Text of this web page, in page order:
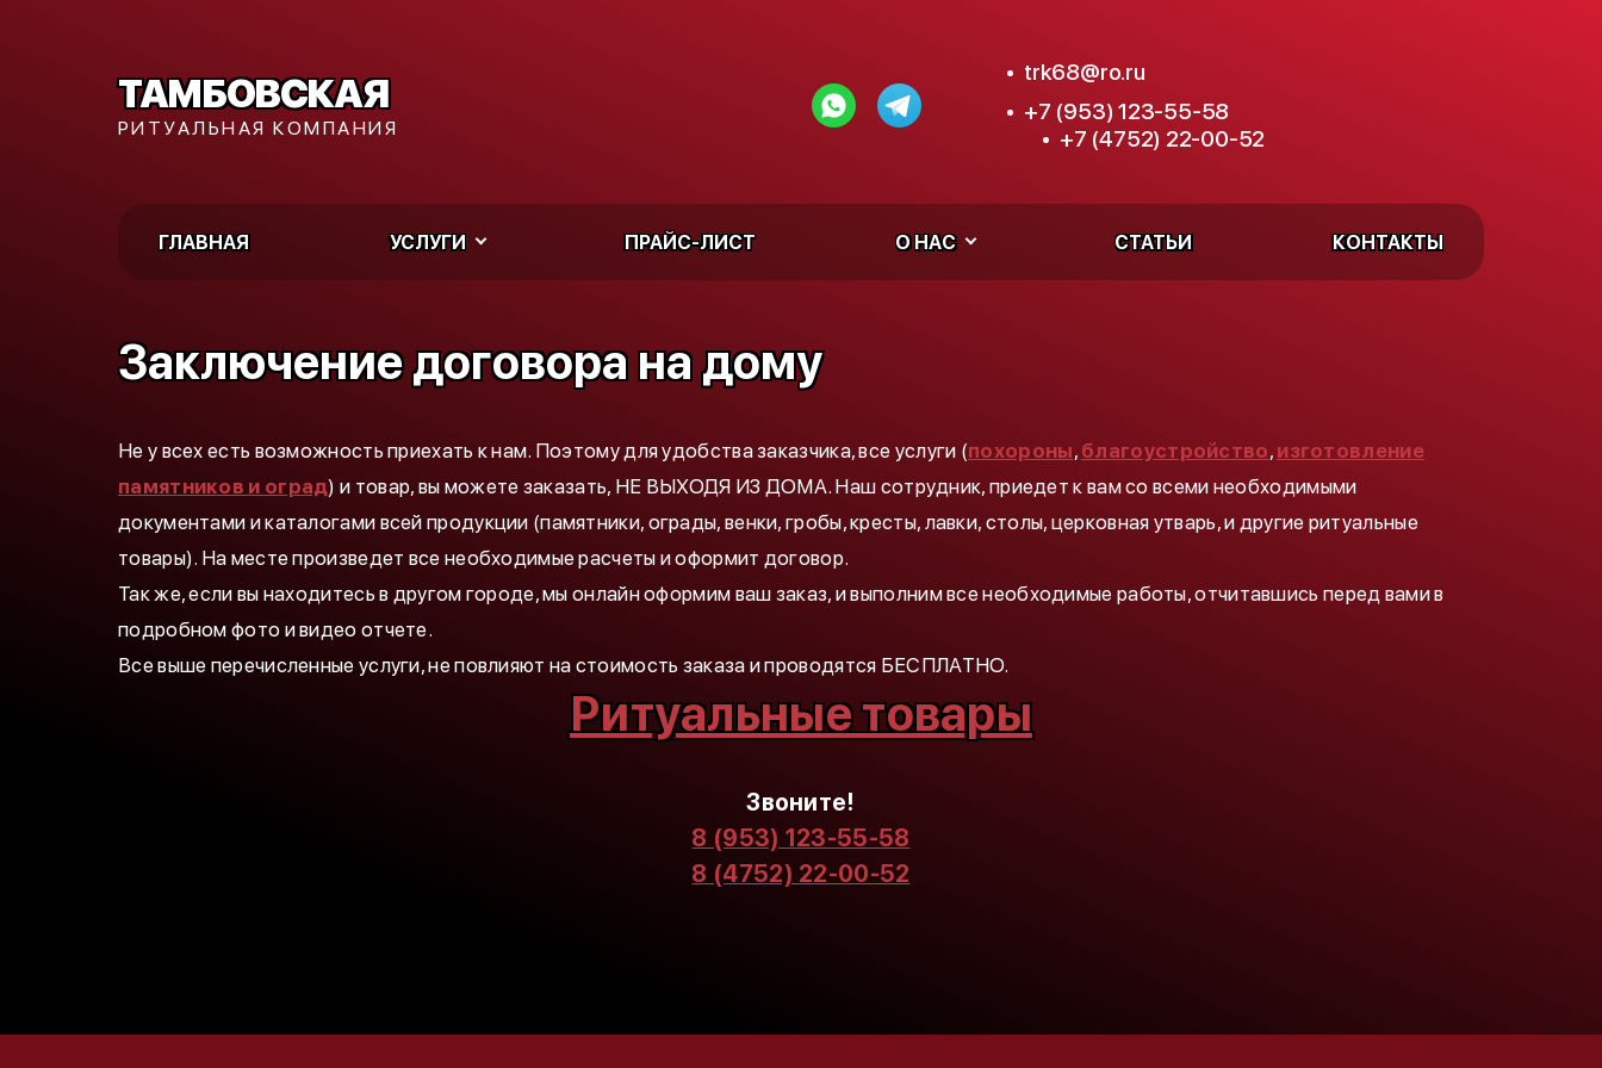
ТАМБОВСКАЯ
РИТУАЛЬНАЯ КОМПАНИЯ
trk68@ro.ru
+7 (953) 123-55-58
+7 (4752) 22-00-52
ГЛАВНАЯ УСЛУГИ ПРАЙС-ЛИСТ О НАС СТАТЬИ КОНТАКТЫ
Заключение договора на дому
Не у всех есть возможность приехать к нам. Поэтому для удобства заказчика, все услуги (похороны, благоустройство, изготовление
памятников и оград) и товар, вы можете заказать, НЕ ВЫХОДЯ ИЗ ДОМА. Наш сотрудник, приедет к вам со всеми необходимыми
документами и каталогами всей продукции (памятники, ограды, венки, гробы, кресты, лавки, столы, церковная утварь, и другие ритуальные
товары). На месте произведет все необходимые расчеты и оформит договор.
Так же, если вы находитесь в другом городе, мы онлайн оформим ваш заказ, и выполним все необходимые работы, отчитавшись перед вами в
подробном фото и видео отчете.
Все выше перечисленные услуги, не повлияют на стоимость заказа и проводятся БЕСПЛАТНО.
Ритуальные товары
Звоните!
8 (953) 123-55-58
8 (4752) 22-00-52